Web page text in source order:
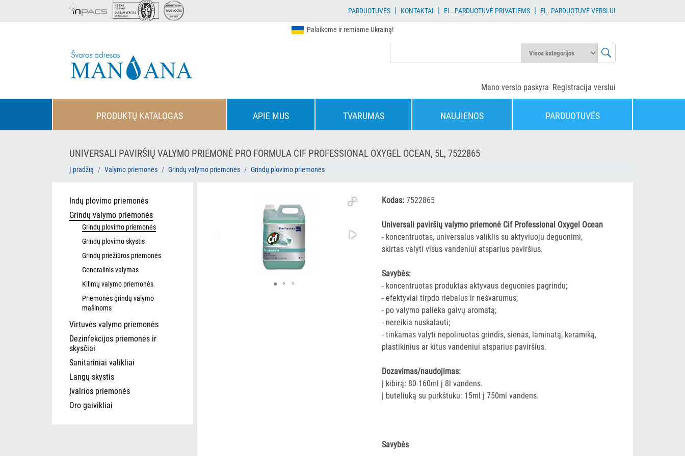
PARDUOTUVĖS| KONTAKTAI | EL. PARDUOTUVĖ PRIVATIEMS| EL. PARDUOTUVĖ VERSLUI
Palaikome ir remiame Ukrainą!
Registracija verslui
Mano verslo paskyra
PRODUKTŲ KATALOGAS APIE MUS TVARUMAS NAUJIENOS PARDUOTUVĖS
UNIVERSALI PAVIRŠIŲ VALYMO PRIEMONĖ PRO FORMULA CIF PROFESSIONAL OXYGEL OCEAN, 5L, 7522865
Į pradžią Valymo priemonės Grindų valymo priemonės Grindų plovimo priemonės
Indų plovimo priemonės
Grindų valymo priemonės
Grindų plovimo priemonės
Grindų plovimo skystis
Grindų priežiūros priemonės
Generalinis valymas
Kilimų valymo priemonės
Priemonės grindų valymo
mašinoms
Virtuvės valymo priemonės
Dezinfekcijos priemonės ir
skysčiai
Sanitariniai valikliai
Langų skystis
Įvairios priemonės
Oro gaivikliai
Kodas: 7522865
Universali paviršių valymo priemonė Cif Professional Oxygel Ocean
- koncentruotas, universalus valiklis su aktyviuoju deguonimi,
skirtas valyti visus vandeniui atsparius paviršius.
Savybės:
- koncentruotas produktas aktyvaus deguonies pagrindu;
- efektyviai tirpdo riebalus ir nešvarumus;
- po valymo palieka gaivų aromatą;
- nereikia nuskalauti;
- tinkamas valyti nepoliruotas grindis, sienas, laminatą, keramiką,
plastikinius ar kitus vandeniui atsparius paviršius.
Dozavimas/naudojimas:
Į kibirą: 80-160ml į 8l vandens.
Į buteliuką su purkštuku: 15ml į 750ml vandens.
Savybės